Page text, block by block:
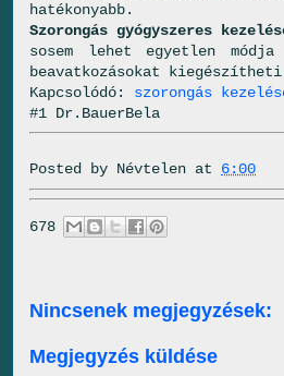
hatékonyabb.
Szorongás gyógyszeres
sosem lehet egyetlen
beavatkozásokat
Kapcsolódó: szorongás
#1 Dr.BauerBela
Posted by Névtelen at 6:00
678
Nincsenek megjegyzések:
Megjegyzés küldése